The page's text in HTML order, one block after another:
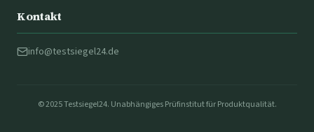
Kontakt
info@testsiegel24.de
© 2025 Testsiegel24. Unabhängiges Prüfinstitut für Produktqualität.